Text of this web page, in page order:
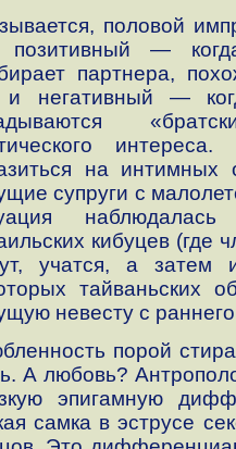
половой
позитивный —
партнера,
и негативный —
на
супруги с
кибуцев (где
учатся, а затем
тайваньских
невесту с
порой
А любовь?
эпигамную
самка в эструсе